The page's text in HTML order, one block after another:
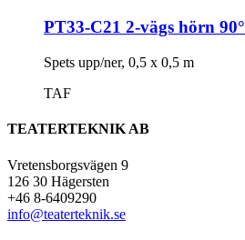
PT33-C21 2-vägs hörn 90°
Spets upp/ner, 0,5 x 0,5 m
TAF
TEATERTEKNIK AB
Vretensborgsvägen 9
126 30 Hägersten
+46 8-6409290
info@teaterteknik.se